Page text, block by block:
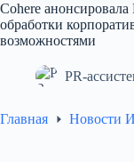
Cohere
обработки
возможностями
PR-
Главная Новости